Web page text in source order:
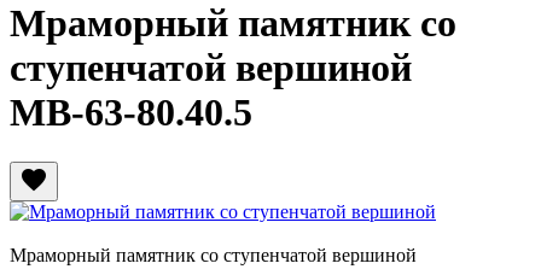
Мраморный памятник со
ступенчатой вершиной
МВ-63-80.40.5
favorite
Мраморный памятник со ступенчатой вершиной